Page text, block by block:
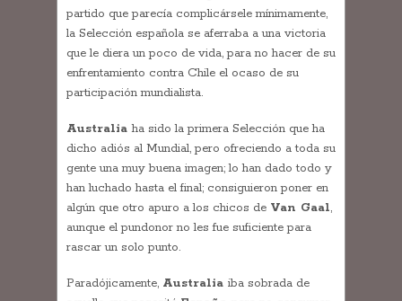
partido que parecía complicársele mínimamente,
la Selección española se aferraba a una victoria
que le diera un poco de vida, para no hacer de su
enfrentamiento contra Chile el ocaso de su
participación mundialista.
Australiaha sido la primera Selección que ha
dicho adiós al Mundial, pero ofreciendo a toda su
gente una muy buena imagen; lo han dado todo y
han luchado hasta el final; consiguieron poner en
algún que otro apuro a los chicos de Van Gaal,
aunque el pundonor no les fue suficiente para
rascar un solo punto.
Paradójicamente, Australia iba sobrada de